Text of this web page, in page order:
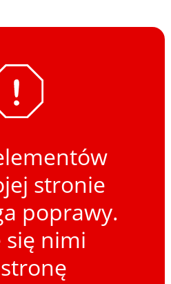
stronie
poprawy.
się nimi